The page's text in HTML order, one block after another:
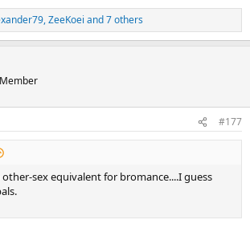
,ZeeKoei and 7 others
#177
sex equivalent for bromance....I guess